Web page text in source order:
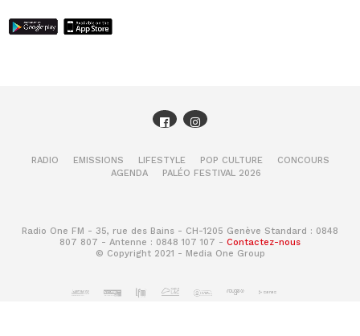
RADIO EMISSIONS LIFESTYLE POP CULTURE
CONCOURS
AGENDA
PALÉO FESTIVAL 2026
Radio One FM - 35, rue des Bains - CH-1205 Genève Standard : 0848
807 807 - Antenne : 0848 107 107 - Contactez-nous
© Copyright 2021 - Media One Group